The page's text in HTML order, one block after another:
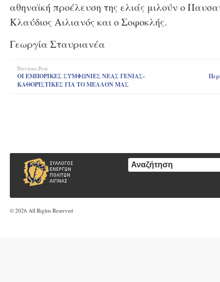
αθηναϊκή προέλευση της ελιάς μιλούν ο
Κλαύδιος Αιλιανός και ο Σοφοκλής.
Γεωργία Σταυριανέα
Previous Post
ΟΙ ΕΜΠΟΡΙΚΕΣ ΣΥΜΦΩΝΙΕΣ ΝΕΑΣ ΓΕΝΙΑΣ-
ΚΑΘΟΡΙΣΤΙΚΕΣ ΓΙΑ ΤΟ ΜΕΛΛΟΝ ΜΑΣ
© 2026 All Rights Reserved